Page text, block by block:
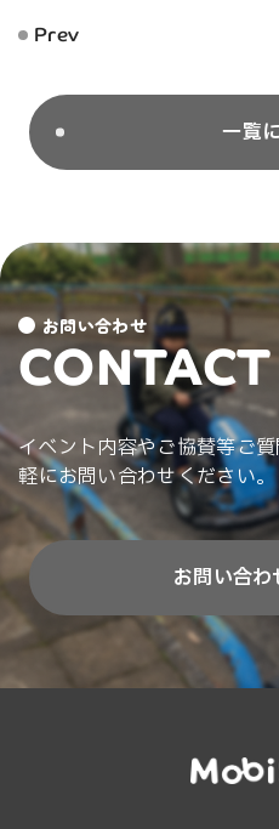
Prev
一覧
お問い合わせ
CONTACT
イベント内容やご協賛等ご
軽にお問い合わせください。
お問い合わ